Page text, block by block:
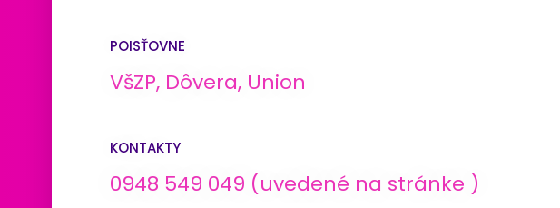
POISŤOVNE
VšZP, Dôvera, Union
KONTAKTY
0948 549 049 (uvedené na stránke )